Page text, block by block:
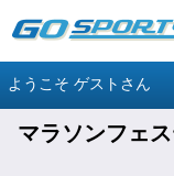
ようこそ ゲストさん
マラソンフェ